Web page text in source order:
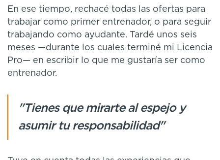
En ese tiempo, rechacé todas las ofertas para
trabajar como primer entrenador, o para seguir
trabajando como ayudante. Tardé unos seis
meses —durante los cuales terminé mi Licencia
Pro— en escribir lo que me gustaría ser como
entrenador.
"Tienes que mirarte al espejo y
asumir tu responsabilidad"